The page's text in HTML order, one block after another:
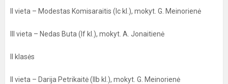
II vieta – Modestas Komisaraitis (Ic kl.), mokyt. G. Meinorienė
III vieta – Nedas Buta (If kl.), mokyt. A. Jonaitienė
II klasės
II vieta – Darija Petrikaitė (IIb kl.), mokyt. G. Meinorienė